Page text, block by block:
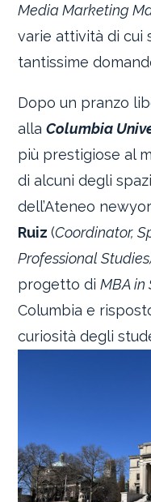
Media Marketing
varie attività di cui
tantissime
Dopo un pranzo
allaColumbia
più prestigiose al
di alcuni degli
dell’Ateneo
Ruiz(Coordinator,
Professional
progetto diMBA
Columbia e
curiosità degli